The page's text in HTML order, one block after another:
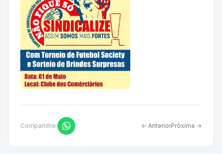
Compartilhe: ← AnteriorPróxima →